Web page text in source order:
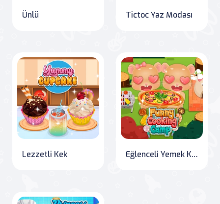
Ünlü Tictoc Yaz Modası
Lezzetli Kek Eğlenceli Yemek Kampı